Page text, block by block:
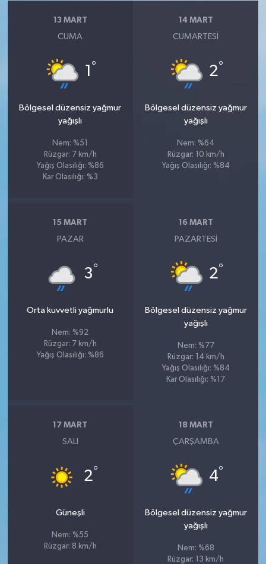
13 MART
CUMA
1 °
Bölgesel düzensiz yağmur
yağışlı
Nem: %51
Rüzgar: 7 km/h
Yağış Olasılığı: %86
Kar Olasılığı: %3
14 MART
CUMARTESI
2°
Bölgesel düzensiz yağmur
yağışlı
Nem: %64
Rüzgar: 10 km/h
Yağış Olasılığı: %84
15 MART
PAZAR
3°
Orta kuvvetli yağmurlu
Nem: %92
Rüzgar: 7 km/h
Yağış Olasılığı: %86
16 MART
PAZARTESI
2°
Bölgesel düzensiz yağmur
yağışlı
Nem: %77
Rüzgar: 14 km/h
Yağış Olasılığı: %84
Kar Olasılığı: %17
17 MART
SALI
2°
Güneşli
Nem: %55
Rüzgar: 8 km/h
18 MART
ÇARŞAMBA
4°
Bölgesel düzensiz yağmur
yağışlı
Nem: %68
Rüzgar: 13 km/h